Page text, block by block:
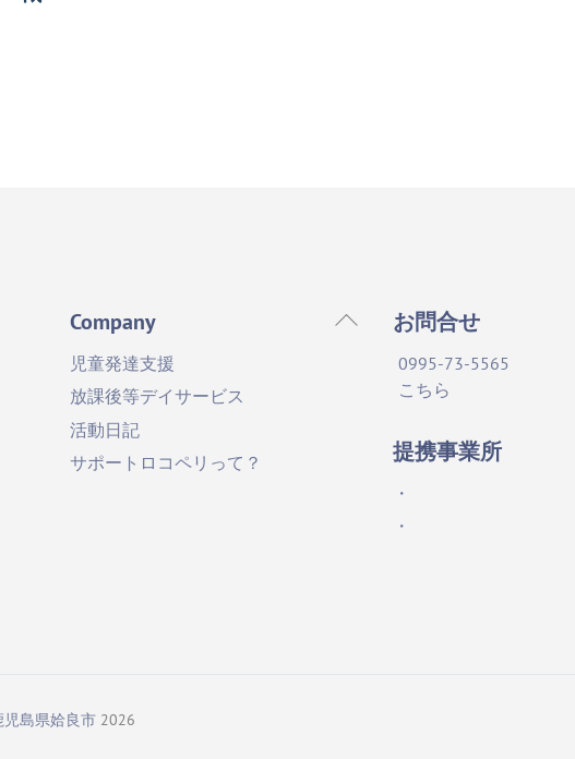
Back
Company
児童発達支援
放課後等デイサービス
活動日記
サポートロコペリって？
お問合せ
0995-73-5565
こちら
提携事業所
・
・
島県姶良市 2026